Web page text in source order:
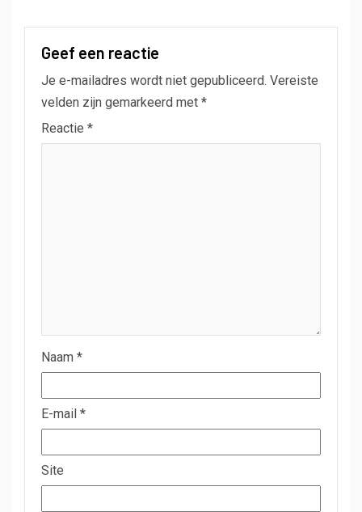
Geef een reactie
Je e-mailadres wordt niet gepubliceerd. Vereiste
velden zijn gemarkeerd met *
Reactie *
Naam *
E-mail *
Site